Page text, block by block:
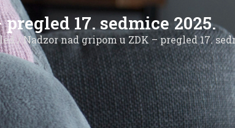
17. sedmice 2025.
/ Nadzor nad gripom u ZDK – pregled 17.